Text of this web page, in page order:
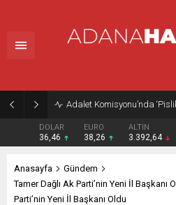
Adalet Komisyonu’nda
DOLAR
36,46
EURO
38,26
ALTIN
3.392,64
Anasayfa
Gündem
Tamer Dağlı Ak Parti’nin Yeni İl Başkanı
Parti’nin Yeni İl Başkanı Oldu